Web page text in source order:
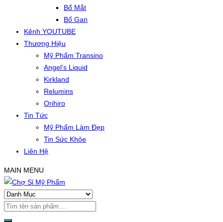
Bổ Mắt
Bổ Gan
Kênh YOUTUBE
Thương Hiệu
Mỹ Phẩm Transino
Angel’s Liquid
Kirkland
Relumins
Orihiro
Tin Tức
Mỹ Phẩm Làm Đẹp
Tin Sức Khỏe
Liên Hệ
MAIN MENU